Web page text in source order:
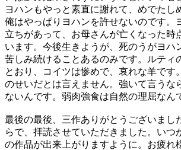
ヨハンもやっと素直に謝れて、めでたし
俺はやっぱりヨハンを許せないのです。
立ちがあって、お母さんが亡くなった時
います。今後生きようが、死のうがヨハ
苦しみ続けることあるのみです。ルティ
とおり、コイツは惨めで、哀れな羊です
のせいだとは言えません。強いて言うな
ないんです。弱肉強食は自然の理屈なん
最後の最後、三作ありがとうございまし
らで、拝読させていただきました。いつ
の作品が出来上がりますように。お疲れ